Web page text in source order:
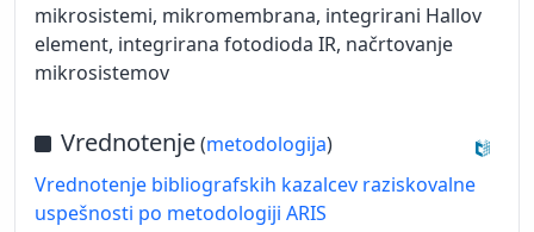
mikrosistemi, mikromembrana, integrirani Hallov
element, integrirana fotodioda IR, načrtovanje
mikrosistemov
Vrednotenje(metodologija)
Vrednotenje bibliografskih kazalcev raziskovalne
uspešnosti po metodologiji ARIS